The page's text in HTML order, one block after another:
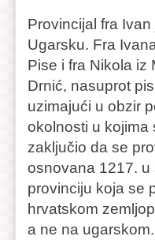
Provincijal fra
Ugarsku. Fra
Pise i fra Nikola iz
Drnić, nasuprot
uzimajući u obzir
okolnosti u kojima
zaključio da se
osnovana 1217. u
provinciju koja se
hrvatskom
a ne na